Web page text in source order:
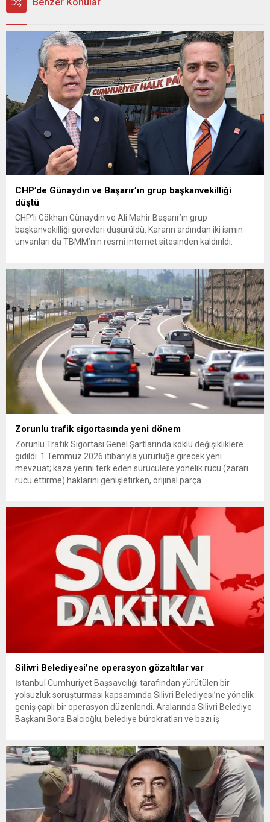
CHP’de Günaydın ve Başarır’ın grup başkanvekilliği
düştü
CHP’li Gökhan Günaydın ve Ali Mahir Başarır’ın grup
başkanvekilliği görevleri düşürüldü. Kararın ardından iki ismin
unvanları da TBMM’nin resmi internet sitesinden kaldırıldı.
çıkarma cezası uygulanmak üzere Yüksek Disiplin Kurulu’na
(YDK) sevk edilen ve partideki tüm görevlerinden...
Zorunlu trafik sigortasında yeni dönem
Zorunlu Trafik Sigortası Genel Şartlarında köklü değişikliklere
gidildi. 1 Temmuz 2026 itibarıyla yürürlüğe girecek yeni
mevzuat; kaza yerini terk eden sürücülere yönelik rücu (zararı
rücu ettirme) haklarını genişletirken, orijinal parça
getiriyor. Hazine Müsteşarlığına bağlı ilgili kurumlarca...
Silivri Belediyesi’ne operasyon gözaltılar var
İstanbul Cumhuriyet Başsavcılığı tarafından yürütülen bir
yolsuzluk soruşturması kapsamında Silivri Belediyesi’ne yönelik
geniş çaplı bir operasyon düzenlendi. Aralarında Silivri Belediye
Başkanı Bora Balcıoğlu, belediye bürokratları ve bazı iş
inceleme ve arama çalışmaları devam ediyor. İstanbul’da...